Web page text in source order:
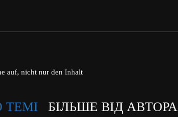
auf, nicht nur den Inhalt
ТЕМІ БІЛЬШЕ ВІД АВТОРА